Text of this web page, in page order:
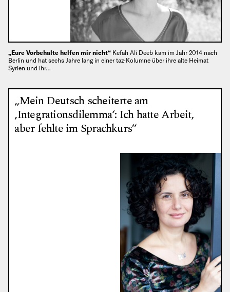
„Eure Vorbehalte helfen mir nicht“ Kefah Ali Deeb kam im Jahr 2014 nach
Berlin und hat sechs Jahre lang in einer taz-Kolumne über ihre alte Heimat
Syrien und ihr…
„Mein Deutsch scheiterte am
‚Integrationsdilemma‘: Ich hatte Arbeit,
aber fehlte im Sprachkurs“